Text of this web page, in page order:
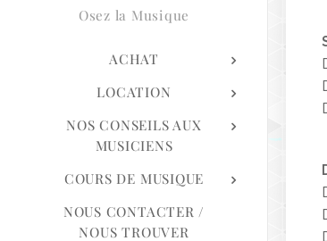
Osez la Musique
ACHAT
LOCATION
NOS CONSEILS AUX
MUSICIENS
COURS DE MUSIQUE
NOUS CONTACTER /
NOUS TROUVER